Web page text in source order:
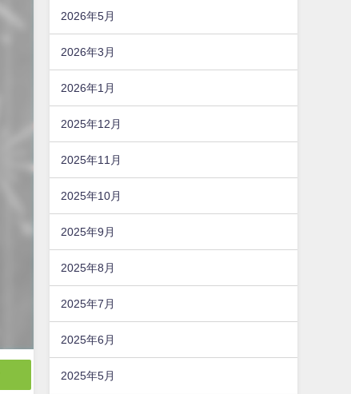
2026年5月
2026年3月
2026年1月
2025年12月
2025年11月
2025年10月
2025年9月
2025年8月
2025年7月
2025年6月
2025年5月